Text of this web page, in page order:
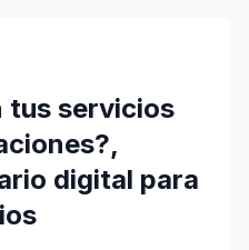
tus servicios
digital para